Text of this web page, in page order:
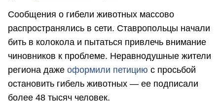
Сообщения о гибели животных массово
распространялись в сети. Ставропольцы начали
бить в колокола и пытаться привлечь внимание
чиновников к проблеме. Неравнодушные жители
региона даже оформили петицию с просьбой
остановить гибель животных — ее подписали
более 48 тысяч человек.